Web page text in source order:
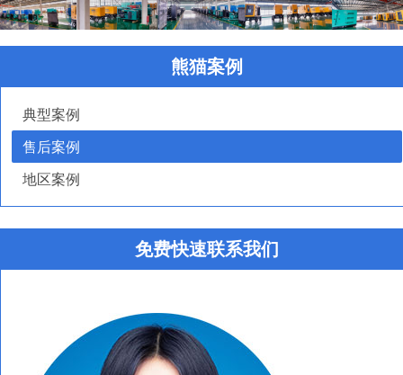
熊猫案例
典型案例
售后案例
地区案例
免费快速联系我们